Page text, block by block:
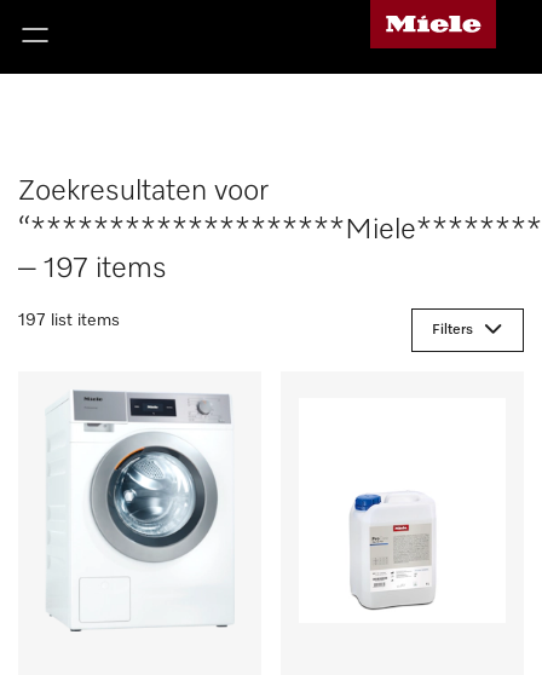
Zoekresultaten voor
– 197 items
197 list items
Filters